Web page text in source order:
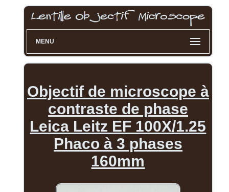
MENU
Objectif de microscope à
contraste de phase
Leica Leitz EF 100X/1.25
Phaco à 3 phases
160mm